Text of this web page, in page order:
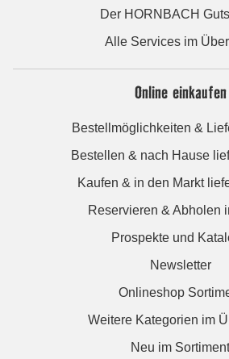
Der HORNBACH
Alle Services im
Online einkaufen
Bestellmöglichkeiten &
Bestellen & nach Hause
Kaufen & in den Markt
Reservieren & Abholen
Prospekte und
Newsletter
Onlineshop
Weitere Kategorien im
Neu im